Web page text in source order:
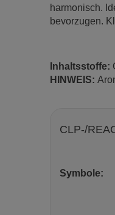
harmonisch.
bevorzugen.
Inhaltsstoffe:
HINWEIS:
CLP-/
Symbole: